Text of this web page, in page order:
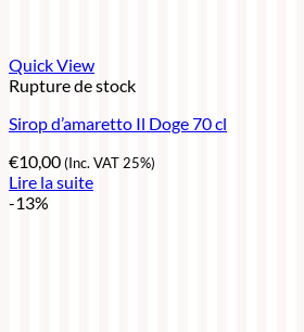
Quick View
Rupture de stock
Sirop d’amaretto Il Doge 70 cl
€10,00(Inc. VAT 25%)
Lire la suite
-13%